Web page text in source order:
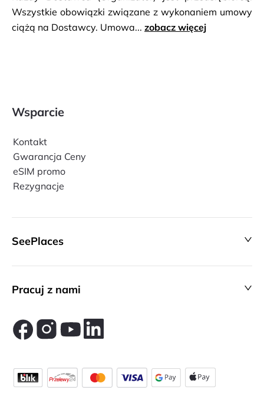
Wszystkie obowiązki związane z wykonaniem umowy
ciążą na Dostawcy. Umowa... zobacz więcej
Wsparcie
Kontakt
Gwarancja Ceny
eSIM promo
Rezygnacje
SeePlaces
Pracuj z nami